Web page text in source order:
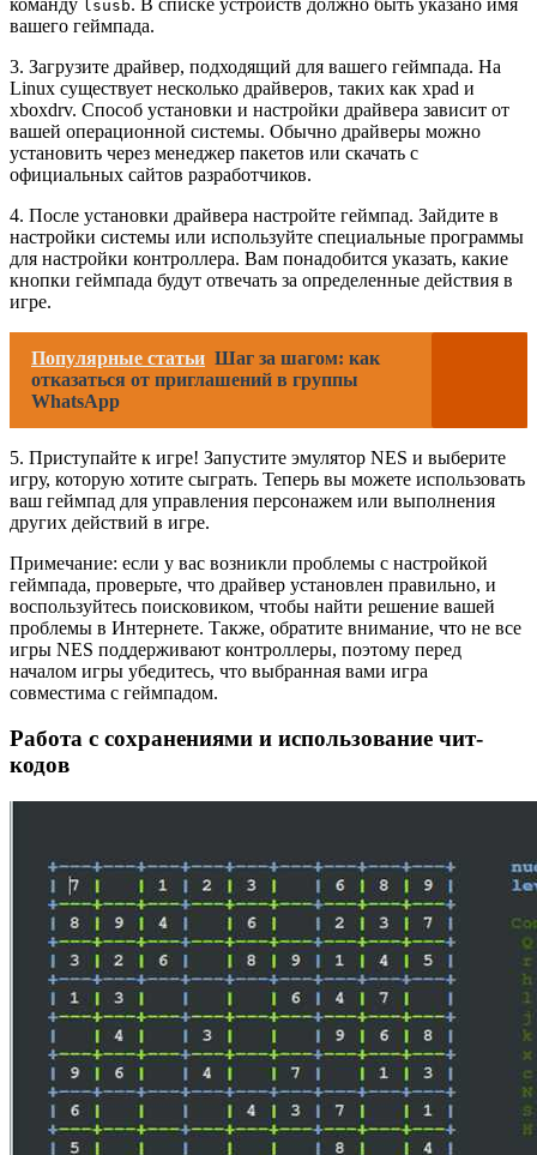
lsusb
вашего геймпада.
3. Загрузите драйвер, подходящий для вашего геймпада. На
Linux существует несколько драйверов, таких как xpad и
xboxdrv. Способ установки и настройки драйвера зависит от
вашей операционной системы. Обычно драйверы можно
установить через менеджер пакетов или скачать с
официальных сайтов разработчиков.
4. После установки драйвера настройте геймпад. Зайдите в
настройки системы или используйте специальные программы
для настройки контроллера. Вам понадобится указать, какие
кнопки геймпада будут отвечать за определенные действия в
игре.
Популярные статьи Шаг за шагом: как
отказаться от приглашений в группы
WhatsApp
5. Приступайте к игре! Запустите эмулятор NES и выберите
игру, которую хотите сыграть. Теперь вы можете использовать
ваш геймпад для управления персонажем или выполнения
других действий в игре.
Примечание: если у вас возникли проблемы с настройкой
геймпада, проверьте, что драйвер установлен правильно, и
воспользуйтесь поисковиком, чтобы найти решение вашей
проблемы в Интернете. Также, обратите внимание, что не все
игры NES поддерживают контроллеры, поэтому перед
началом игры убедитесь, что выбранная вами игра
совместима с геймпадом.
Работа с сохранениями и использование чит-
кодов